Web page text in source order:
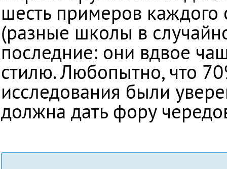
шесть примеров
(разные школы в
последние: они вдвое
стилю. Любопытно, что
исследования были
должна дать фору